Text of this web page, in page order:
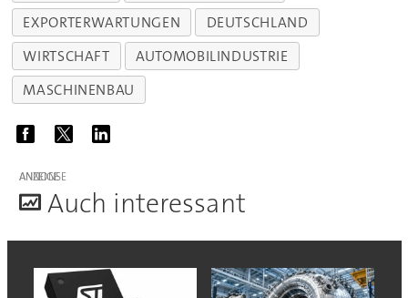
EXPORTERWARTUNGEN
DEUTSCHLAND
WIRTSCHAFT
AUTOMOBILINDUSTRIE
MASCHINENBAU
ANZEIGE
Auch interessant